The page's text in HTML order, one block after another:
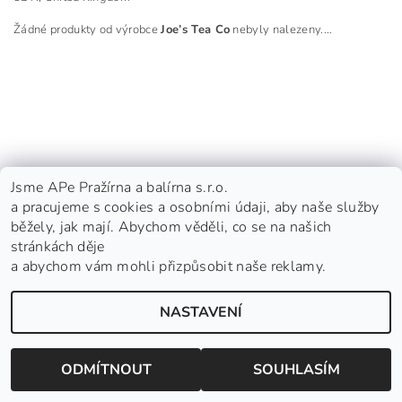
Žádné produkty od výrobceJoe’s Tea Co nebyly nalezeny....
Nepražená zelená káva | APe Facebook | APe Instagram |
2026 © APe Pražírna a balírna s.r.o. - Založeno roku 1992, všechna práva vyhrazena
Vytvořil Shoptet
Jsme APe Pražírna a balírna s.r.o.
a pracujeme s cookies a osobními údaji, aby naše služby
běžely, jak mají. Abychom věděli, co se na našich
stránkách děje
a abychom vám mohli přizpůsobit naše reklamy.
NASTAVENÍ
ODMÍTNOUT SOUHLASÍM